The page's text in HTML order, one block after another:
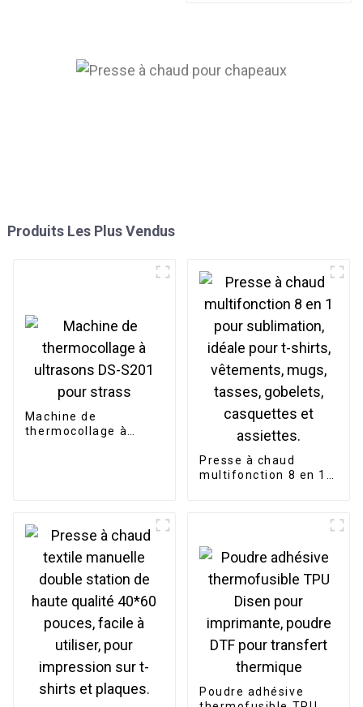
Produits Les Plus Vendus
Machine de
thermocollage à
Presse à chaud
multifonction 8 en 1
casquettes et
assiettes.
Poudre adhésive